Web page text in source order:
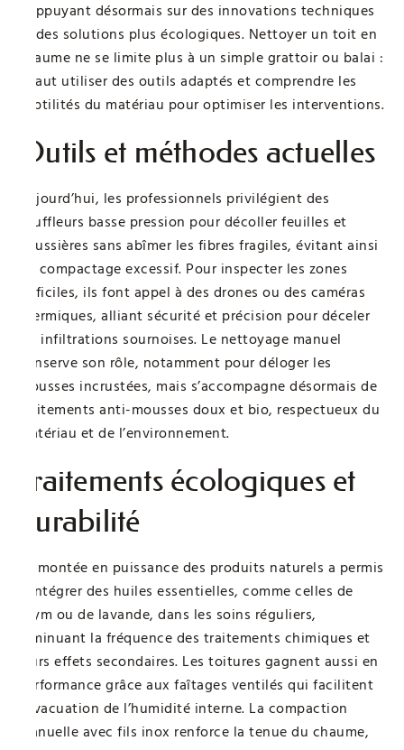
s’appuyant désormais sur des innovations techniques
et des solutions plus écologiques. Nettoyer un toit en
chaume ne se limite plus à un simple grattoir ou balai :
il faut utiliser des outils adaptés et comprendre les
subtilités du matériau pour optimiser les interventions.
Outils et méthodes actuelles
Aujourd’hui, les professionnels privilégient des
souffleurs basse pression pour décoller feuilles et
poussières sans abîmer les fibres fragiles, évitant ainsi
un compactage excessif. Pour inspecter les zones
difficiles, ils font appel à des drones ou des caméras
thermiques, alliant sécurité et précision pour déceler
les infiltrations sournoises. Le nettoyage manuel
conserve son rôle, notamment pour déloger les
mousses incrustées, mais s’accompagne désormais de
traitements anti-mousses doux et bio, respectueux du
matériau et de l’environnement.
Traitements écologiques et
durabilité
La montée en puissance des produits naturels a permis
d’intégrer des huiles essentielles, comme celles de
thym ou de lavande, dans les soins réguliers,
diminuant la fréquence des traitements chimiques et
leurs effets secondaires. Les toitures gagnent aussi en
performance grâce aux faîtages ventilés qui facilitent
l’évacuation de l’humidité interne. La compaction
manuelle avec fils inox renforce la tenue du chaume,